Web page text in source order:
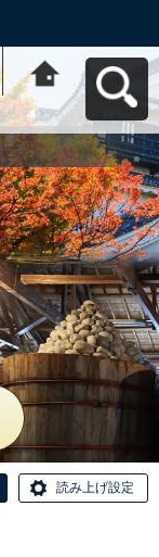
おかざき市民活
動情報ひろばへ
戻る
読み上げ設定